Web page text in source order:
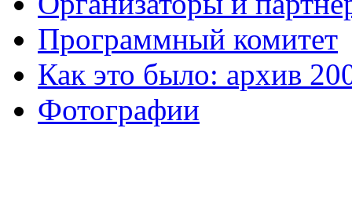
Программный комитет
Как это было: архив
Фотографии